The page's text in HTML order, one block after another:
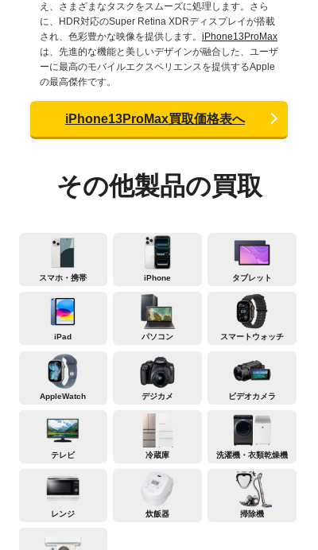
え、さまざまなタスクをスムーズに処理します。さら
に、HDR対応のSuper Retina XDRディスプレイが搭載
され、色彩豊かな映像を提供します。 iPhone13ProMax
は、先進的な機能と美しいデザインが融合した、ユーザ
ーに最高のモバイルエクスペリエンスを提供するApple
の最高傑作です。
iPhone13ProMax買取価格表へ
その他製品の買取
スマホ・携帯 iPhone タブレット
iPad パソコン スマートウォッチ
AppleWatch デジカメ ビデオカメラ
テレビ 冷蔵庫 洗濯機・衣類乾燥機
レンジ 炊飯器 掃除機